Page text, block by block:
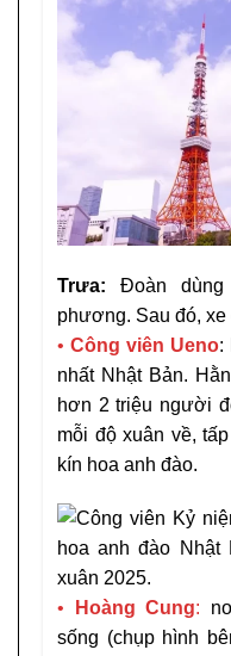
Trưa: Đoàn
phương. Sau đó,
• Công viên Ueno:
nhất Nhật Bản.
hơn 2 triệu người
mỗi độ xuân về,
kín hoa anh đào.
• Hoàng Cung:
sống (chụp hình